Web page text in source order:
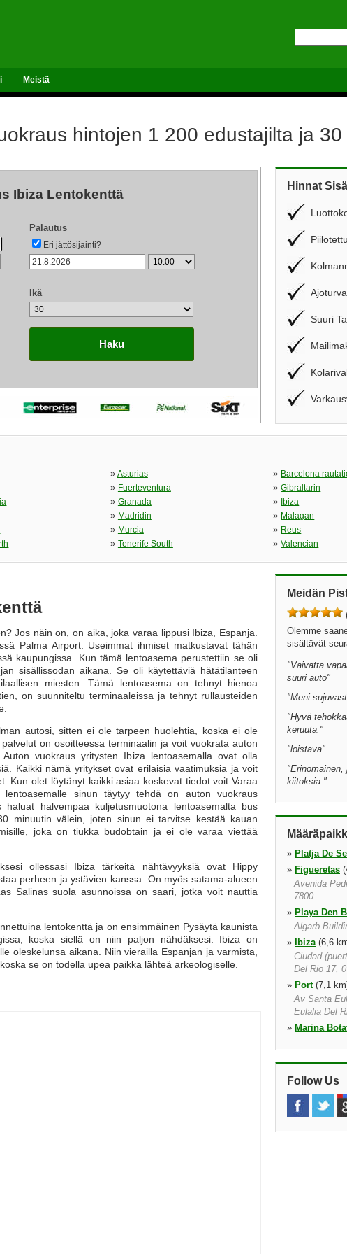
Meistä
hintojen 1 200 edustajilta ja
Ibiza Lentokenttä
Palautus
Eri jättösijainti?
Ikä
Haku
Hinnat
Suuri
» Asturias » Barcelona
» Fuerteventura »Gibraltarin
» Granada » Ibiza
» Madridin » Malagan
» Murcia » Reus
» Tenerife South »Valencian
Jos näin on, on aika, joka varaa lippusi Ibiza, Espanja.
Palma Airport. Useimmat ihmiset matkustavat tähän
kaupungissa. Kun tämä lentoasema perustettiin se oli
sisällissodan aikana. Se oli käytettäviä hätätilanteen
miesten. Tämä lentoasema on tehnyt hienoa
on suunniteltu terminaaleissa ja tehnyt rullausteiden
autosi, sitten ei ole tarpeen huolehtia, koska ei ole
on osoitteessa terminaalin ja voit vuokrata auton
vuokraus yritysten Ibiza lentoasemalla ovat olla
Kaikki nämä yritykset ovat erilaisia vaatimuksia ja voit
Kun olet löytänyt kaikki asiaa koskevat tiedot voit Varaa
sinun täytyy tehdä on auton vuokraus
halvempaa kuljetusmuotona lentoasemalta bus
minuutin välein, joten sinun ei tarvitse kestää kauan
joka on tiukka budobtain ja ei ole varaa viettää
ollessasi Ibiza tärkeitä nähtävyyksiä ovat Hippy
perheen ja ystävien kanssa. On myös satama-alueen
Salinas suola asunnoissa on saari, jotka voit nauttia
lentokenttä ja on ensimmäinen Pysäytä kaunista
koska siellä on niin paljon nähdäksesi. Ibiza on
oleskelunsa aikana. Niin vierailla Espanjan ja varmista,
se on todella upea paikka lähteä arkeologiselle.
Meidän
Olemme
sisältävät
"Vaivatta
suuri auto"
"Meni
"Hyvä
keruuta. "
"loistava"
"Erinomainen,
kiitoksia. "
» Platja De
» Figueretas
Avenida
7800
» Playa Den
Algarb
»
Ibiza(6,6
Ciudad
Del Rio 17,
» Port(7,1
Av Santa
Eulalia Del
» Marina
Sin Numero,
» Cala Tarida
07829
Follow Us